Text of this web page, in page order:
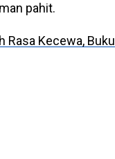
pahit.
Rasa Kecewa, Buku